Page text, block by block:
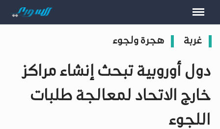
غربة هجرة ولجوء
دول أوروبية تبحث إنشاء مراكز
خارج الاتحاد لمعالجة طلبات
اللجوء